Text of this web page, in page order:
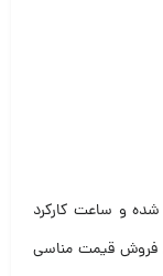
و ساعت کارکرد
فروش قیمت مناسی